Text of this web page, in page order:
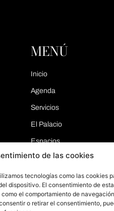
de las cookies
tecnologías como las cookies
dispositivo. El consentimiento de
el comportamiento de
o retirar el consentimiento,
MENÚ
Inicio
Agenda
Servicios
El Palacio
Espacios
Blog
Contacto